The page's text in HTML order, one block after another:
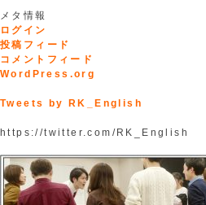
メタ情報
ログイン
投稿フィード
コメントフィード
WordPress.org
Tweets by RK_English
https://twitter.com/RK_English